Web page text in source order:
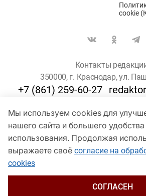
Мы используем cookies для
нашего сайта и большего удобства
использования. Продолжая
выражаете своё согласие на
cookies
СОГЛАСЕН
cookie
Контакты
350000, г. Краснодар, ул.
+7 (861) 259-60-27
Для пользователей
© Кубанские Новости,
Сетевое издание «kubnews»
службой по надзору в сфере связи,
и массовых коммуникаций
Пашковская, 2). Главный редактор –